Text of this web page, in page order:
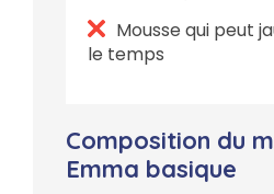
Mousse qui peut
le temps
Composition du
Emma basique